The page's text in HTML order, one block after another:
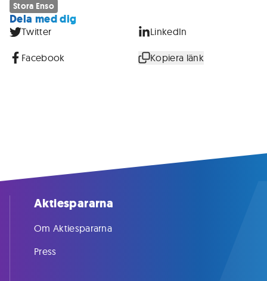
Stora Enso
Dela med dig
Twitter LinkedIn
Facebook Kopiera länk
Aktiespararna
Om Aktiespararna
Press